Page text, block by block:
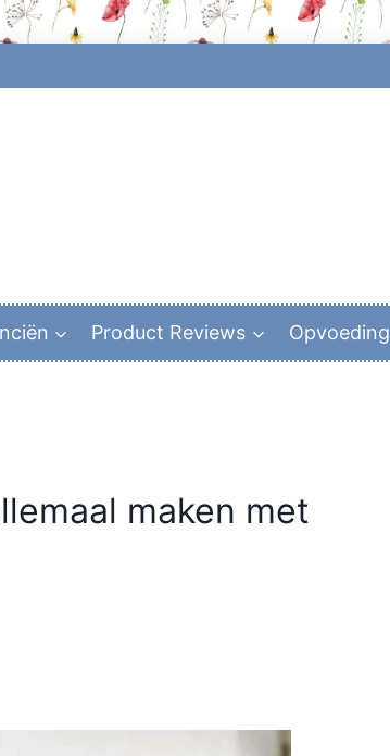
Product Reviews Opvoeding
maken met